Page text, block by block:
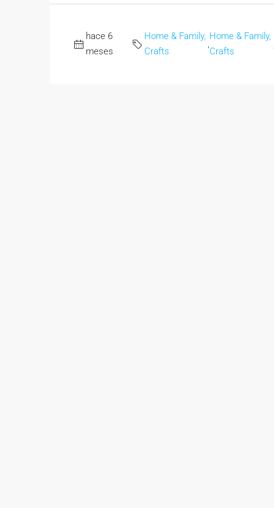
hace 6
meses
Home & Family,
Crafts
Home & Family,
Crafts